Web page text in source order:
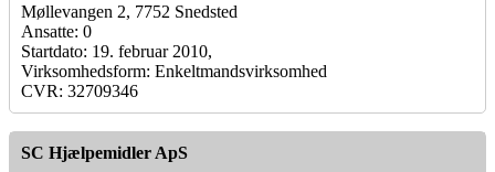
Møllevangen 2, 7752 Snedsted
Ansatte: 0
Startdato: 19. februar 2010,
Virksomhedsform: Enkeltmandsvirksomhed
CVR: 32709346
SC Hjælpemidler ApS